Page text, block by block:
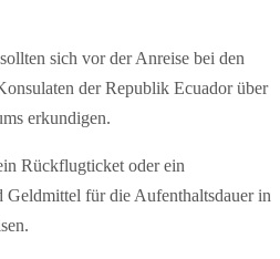
sollten sich vor der Anreise bei den
der Republik Ecuador über
erkundigen.
Rückflugticket oder ein
Geldmittel für die Aufenthaltsdauer in